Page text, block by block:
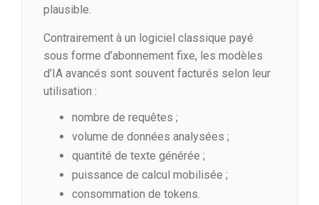
plausible.
Contrairement à un logiciel classique payé
sous forme d’abonnement fixe, les modèles
d’IA avancés sont souvent facturés selon leur
utilisation :
nombre de requêtes ;
volume de données analysées ;
quantité de texte générée ;
puissance de calcul mobilisée ;
consommation de tokens.